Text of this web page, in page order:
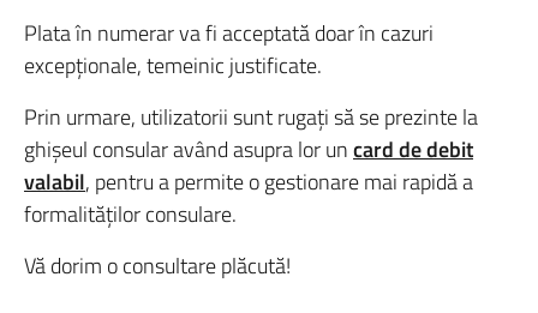
Plata în numerar va fi acceptată doar în cazuri
excepționale, temeinic justificate.
Prin urmare, utilizatorii sunt rugați să se prezinte la
ghișeul consular având asupra lor uncard de debit
valabil, pentru a permite o gestionare mai rapidă a
formalităților consulare.
Vă dorim o consultare plăcută!